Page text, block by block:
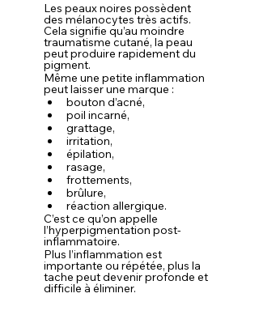
Les peaux noires possèdent
des mélanocytes très actifs.
Cela signifie qu’au moindre
traumatisme cutané, la peau
peut produire rapidement du
pigment.
Même une petite inflammation
peut laisser une marque :
bouton d’acné,
poil incarné,
grattage,
irritation,
épilation,
rasage,
frottements,
brûlure,
réaction allergique.
C’est ce qu’on appelle
l’hyperpigmentation post-
inflammatoire.
Plus l’inflammation est
importante ou répétée, plus la
tache peut devenir profonde et
difficile à éliminer.